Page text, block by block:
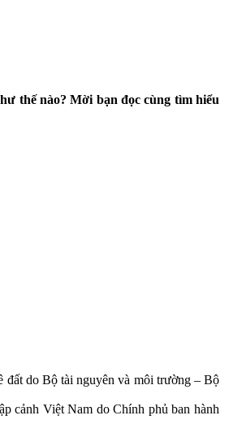
thế nào? Mời bạn đọc cùng tìm hiểu
đất do Bộ tài nguyên và môi trường – Bộ
cảnh Việt Nam do Chính phủ ban hành